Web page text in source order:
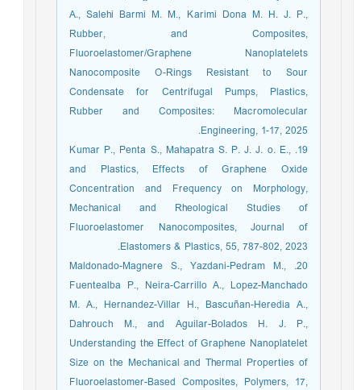
A., Salehi Barmi M. M., Karimi Dona M. H. J. P.,
Rubber, and Composites,
Fluoroelastomer/Graphene Nanoplatelets
Nanocomposite O-Rings Resistant to Sour
Condensate for Centrifugal Pumps, Plastics,
Rubber and Composites: Macromolecular
Engineering, 1-17, 2025.
19. Kumar P., Penta S., Mahapatra S. P. J. J. o. E.,
and Plastics, Effects of Graphene Oxide
Concentration and Frequency on Morphology,
Mechanical and Rheological Studies of
Fluoroelastomer Nanocomposites, Journal of
Elastomers & Plastics, 55, 787-802, 2023.
20. Maldonado-Magnere S., Yazdani-Pedram M.,
Fuentealba P., Neira-Carrillo A., Lopez-Manchado
M. A., Hernandez-Villar H., Bascuñan-Heredia A.,
Dahrouch M., and Aguilar-Bolados H. J. P.,
Understanding the Effect of Graphene Nanoplatelet
Size on the Mechanical and Thermal Properties of
Fluoroelastomer-Based Composites, Polymers, 17,